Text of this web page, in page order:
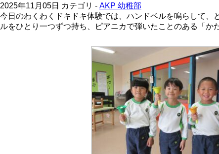
2025年11月05日 カテゴリ - AKP 幼稚部
今日のわくわくドキドキ体験では、ハンドベルを鳴らして
ルをひとり一つずつ持ち、ピアニカで弾いたことのある「